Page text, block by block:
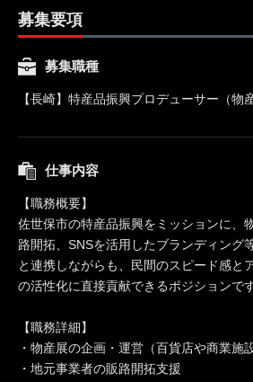
募集要項
募集職種
【長崎】特産品振興プロデューサー（物
仕事内容
【職務概要】
佐世保市の特産品振興をミッションに、
路開拓、SNSを活用したブランディング
と連携しながらも、民間のスピード感と
の活性化に直接貢献できるポジションです
【職務詳細】
・物産展の企画・運営（百貨店や商業施
・地元事業者の販路開拓支援